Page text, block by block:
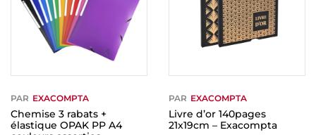
PAR EXACOMPTA
Chemise 3 rabats +
élastique OPAK PP A4
PAR EXACOMPTA
Livre d’or 140pages
21x19cm – Exacompta